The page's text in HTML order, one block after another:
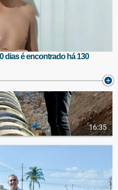
dias é encontrado há 130